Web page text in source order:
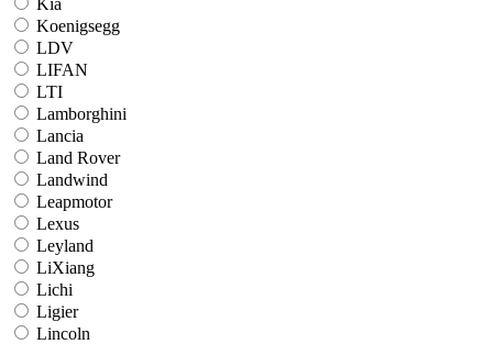
Koenigsegg
LDV
LIFAN
LTI
Lamborghini
Lancia
Land Rover
Landwind
Leapmotor
Lexus
Leyland
LiXiang
Lichi
Ligier
Lincoln